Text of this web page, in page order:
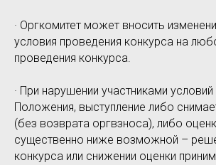
· Оргкомитет может вносить
условия проведения конкурса на
проведения конкурса.
· При нарушении участниками
Положения, выступление либо
(без возврата оргвзноса), либо
существенно ниже возможной –
конкурса или снижении оценки